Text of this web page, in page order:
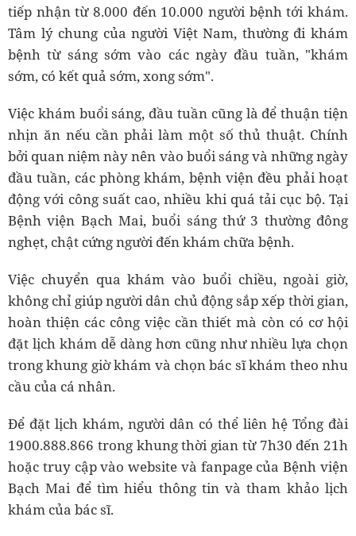
tiếp nhận từ 8.000 đến 10.000 người bệnh tới khám.
Tâm lý chung của người Việt Nam, thường đi khám
bệnh từ sáng sớm vào các ngày đầu tuần, "khám
sớm, có kết quả sớm, xong sớm".
Việc khám buổi sáng, đầu tuần cũng là để thuận tiện
nhịn ăn nếu cần phải làm một số thủ thuật. Chính
bởi quan niệm này nên vào buổi sáng và những ngày
đầu tuần, các phòng khám, bệnh viện đều phải hoạt
động với công suất cao, nhiều khi quá tải cục bộ. Tại
Bệnh viện Bạch Mai, buổi sáng thứ 3 thường đông
nghẹt, chật cứng người đến khám chữa bệnh.
Việc chuyển qua khám vào buổi chiều, ngoài giờ,
không chỉ giúp người dân chủ động sắp xếp thời gian,
hoàn thiện các công việc cần thiết mà còn có cơ hội
đặt lịch khám dễ dàng hơn cũng như nhiều lựa chọn
trong khung giờ khám và chọn bác sĩ khám theo nhu
cầu của cá nhân.
Để đặt lịch khám, người dân có thể liên hệ Tổng đài
1900.888.866 trong khung thời gian từ 7h30 đến 21h
hoặc truy cập vào website và fanpage của Bệnh viện
Bạch Mai để tìm hiểu thông tin và tham khảo lịch
khám của bác sĩ.